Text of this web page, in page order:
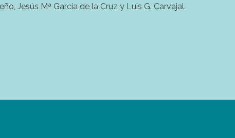
Jesús Mª García de la Cruz y Luis G. Carvajal.